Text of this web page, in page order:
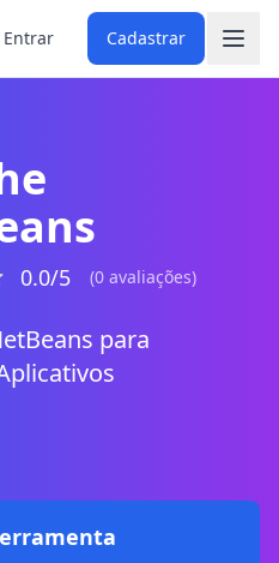
Entrar Cadastrar
0.0/5 (0 avaliações)
para